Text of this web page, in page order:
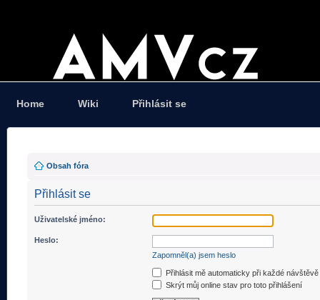
Home Wiki Přihlásit se
Obsah fóra
Přihlásit se
Uživatelské jméno:
Heslo:
Zapomněl(a) jsem heslo
Přihlásit mě automaticky při každé návštěvě
Skrýt můj online stav pro toto přihlášení